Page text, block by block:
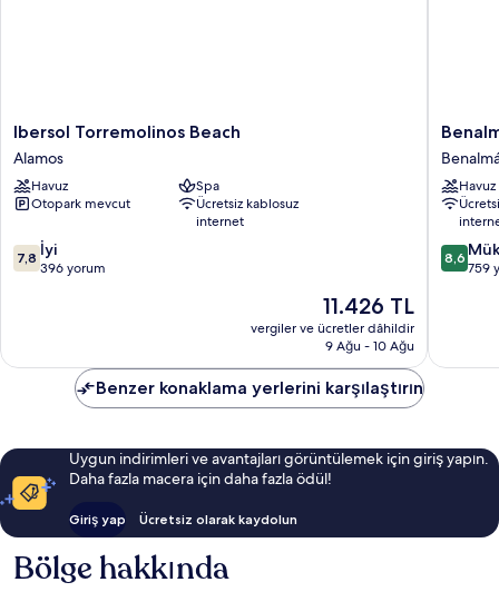
Ibersol
Torremolinos
Beach
Alamos
Ibersol Torremolinos Beach
Alamos
Havuz
Spa
Otopark mevcut
Ücretsiz kablosuz
internet
10
üzerinden
7,8 İyi
396 yorum
Güncel
fiyat:
11.426 TL
11.426 TL
vergiler ve ücretler dâhildir
9 Ağu - 10 Ağu
Benalma
Hotel
Costa
del
Sol
Costa
Havuz
10
8,6
759
Benzer konaklama yerlerini karşılaştırın
Uygun indirimleri ve avantajları görüntülemek için giriş yapın.
Daha fazla macera için daha fazla ödül!
Giriş yap Ücretsiz olarak kaydolun
Bölge hakkında